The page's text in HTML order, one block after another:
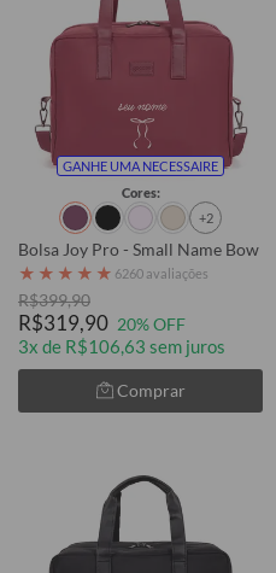
GANHE UMA NECESSAIRE
Cores:
+2
Bolsa Joy Pro - Small Name Bow
★ ★ ★ ★ ★ 6260 avaliações
R$399,90
R$319,90 20% OFF
3x de R$106,63 sem juros
Comprar